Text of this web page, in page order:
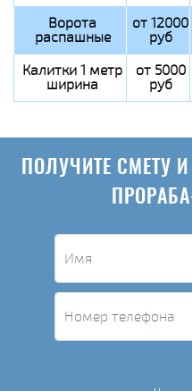
Ворота
распашные
от 12000
руб
Калитки 1 метр
ширина
от 5000
руб
ПОЛУЧИТЕ СМЕТУ